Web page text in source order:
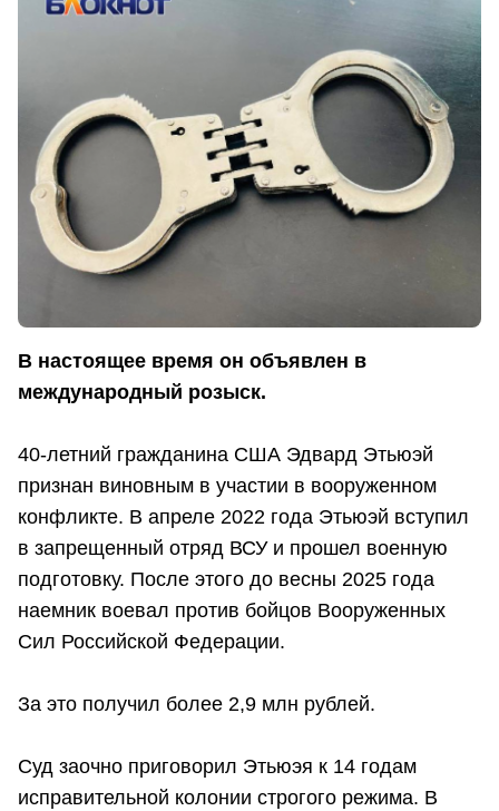
В настоящее время он объявлен в
международный розыск.
40-летний гражданина США Эдвард Этьюэй
признан виновным в участии в вооруженном
конфликте. В апреле 2022 года Этьюэй вступил
в запрещенный отряд ВСУ и прошел военную
подготовку. После этого до весны 2025 года
наемник воевал против бойцов Вооруженных
Сил Российской Федерации.
За это получил более 2,9 млн рублей.
Суд заочно приговорил Этьюэя к 14 годам
исправительной колонии строгого режима. В